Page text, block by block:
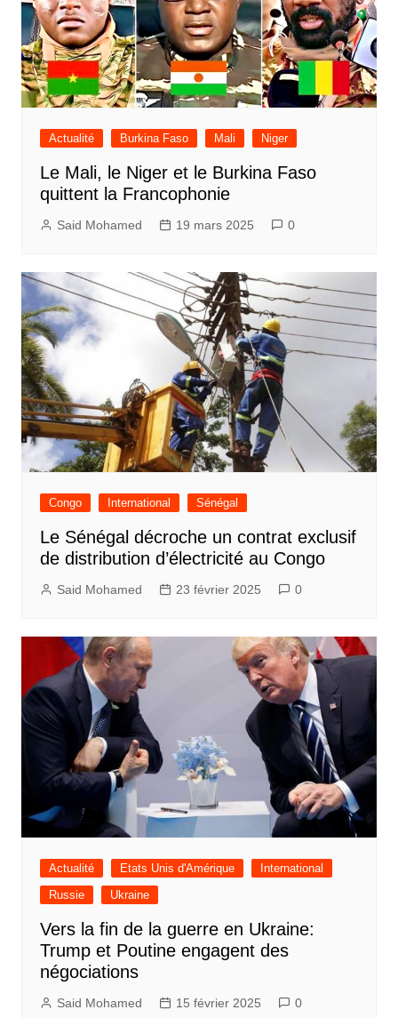
Actualité Burkina Faso Mali Niger
Le Mali, le Niger et le Burkina Faso
quittent la Francophonie
Said Mohamed 19 mars 2025 0
Congo International Sénégal
Le Sénégal décroche un contrat exclusif
de distribution d’électricité au Congo
Said Mohamed 23 février 2025 0
Actualité Etats Unis d'Amérique
International
Russie
Ukraine
Vers la fin de la guerre en Ukraine:
Trump et Poutine engagent des
négociations
Said Mohamed 15 février 2025 0